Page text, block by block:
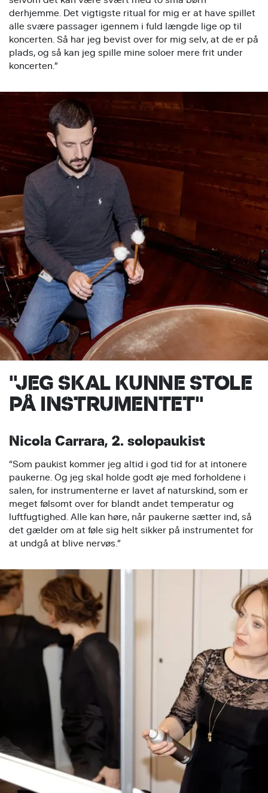
derhjemme. Det vigtigste ritual for mig er at have spillet
alle svære passager igennem i fuld længde lige op til
koncerten. Så har jeg bevist over for mig selv, at de er på
plads, og så kan jeg spille mine soloer mere frit under
koncerten.”
"JEG SKAL KUNNE STOLE
PÅ INSTRUMENTET"
Nicola Carrara, 2. solopaukist
“Som paukist kommer jeg altid i god tid for at intonere
paukerne. Og jeg skal holde godt øje med forholdene i
salen, for instrumenterne er lavet af naturskind, som er
meget følsomt over for blandt andet temperatur og
luftfugtighed. Alle kan høre, når paukerne sætter ind, så
det gælder om at føle sig helt sikker på instrumentet for
at undgå at blive nervøs.”